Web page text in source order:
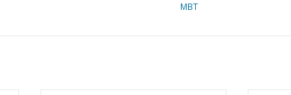
MBT